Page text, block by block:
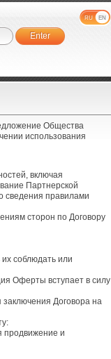
RU EN
Общества
использования
включая
Партнерской
сведения правилами
сторон по Договору
соблюдать или
Оферты вступает в силу
Договора на
продвижение и